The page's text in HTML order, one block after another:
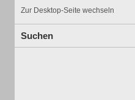
Zur Desktop-Seite wechseln
Suchen